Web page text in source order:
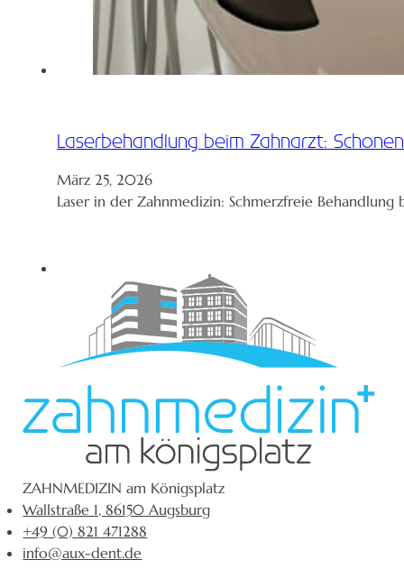
Laserbehandlung beim Zahnarzt:
März 25, 2026
Laser in der Zahnmedizin: Schmerzfreie
ZAHNMEDIZIN am Königsplatz
Wallstraße 1, 86150 Augsburg
+49 (0) 821 471288
info@aux-dent.de